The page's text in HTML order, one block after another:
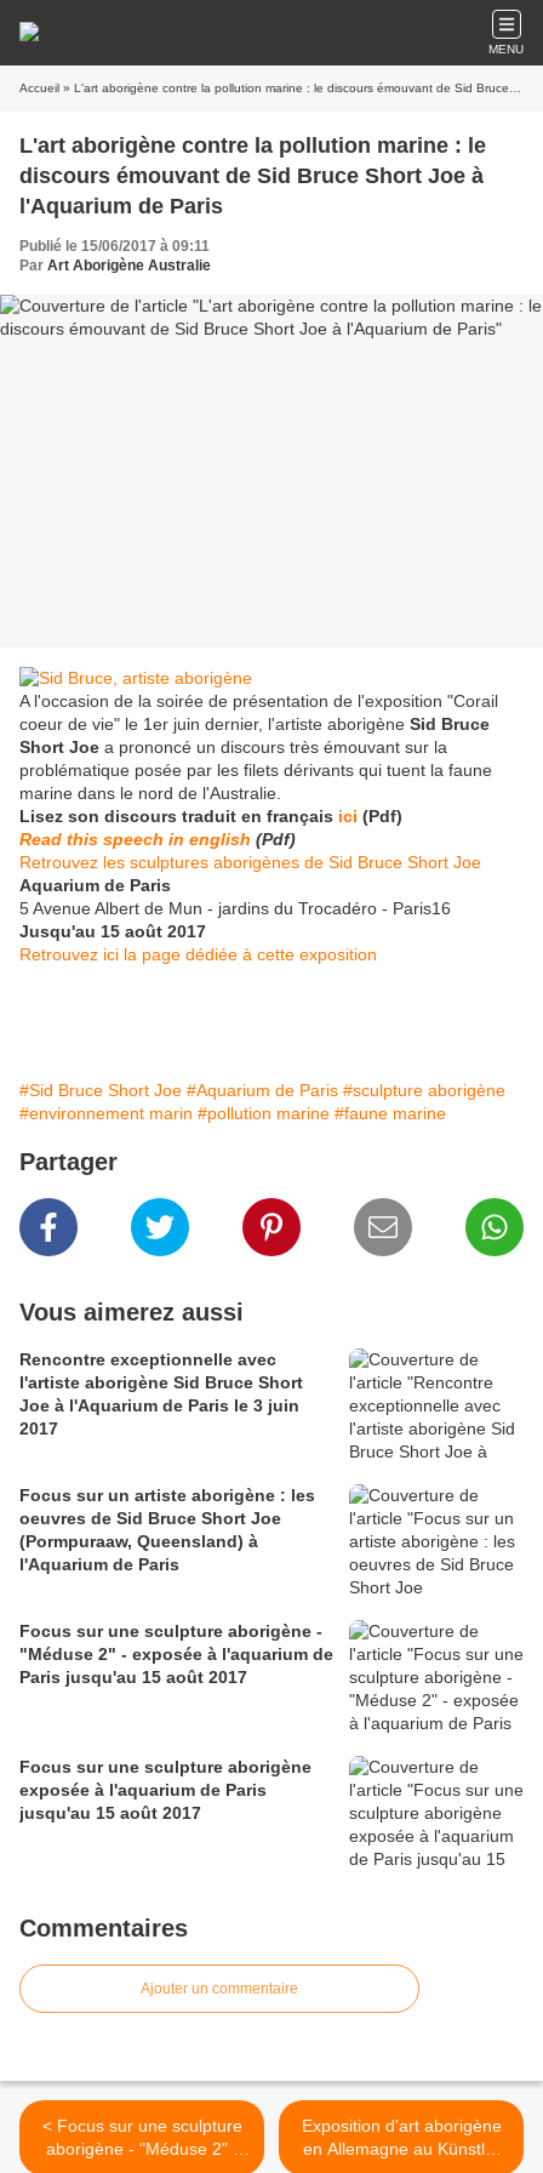
MENU
Accueil » L'art aborigène contre la pollution marine : le discours émouvant de Sid Bruce Short Joe à l'Aquarium de Paris
L'art aborigène contre la pollution marine : le
discours émouvant de Sid Bruce Short Joe à
l'Aquarium de Paris
Publié le 15/06/2017 à 09:11
Par Art Aborigène Australie
A l'occasion de la soirée de présentation de l'exposition "Corail
coeur de vie" le 1er juin dernier, l'artiste aborigène Sid Bruce
Short Joe a prononcé un discours très émouvant sur la
problématique posée par les filets dérivants qui tuent la faune
marine dans le nord de l'Australie.
Lisez son discours traduit en français ici (Pdf)
Read this speech in english (Pdf)
Retrouvez les sculptures aborigènes de Sid Bruce Short Joe
Aquarium de Paris
5 Avenue Albert de Mun - jardins du Trocadéro - Paris16
Jusqu'au 15 août 2017
Retrouvez ici la page dédiée à cette exposition
#Sid Bruce Short Joe #Aquarium de Paris #sculpture aborigène
#environnement marin #pollution marine #faune marine
Partager
Vous aimerez aussi
Rencontre exceptionnelle avec
l'artiste aborigène Sid Bruce Short
Joe à l'Aquarium de Paris le 3 juin
2017
Focus sur un artiste aborigène : les
oeuvres de Sid Bruce Short Joe
(Pormpuraaw, Queensland) à
l'Aquarium de Paris
Focus sur une sculpture aborigène -
"Méduse 2" - exposée à l'aquarium de
Paris jusqu'au 15 août 2017
Focus sur une sculpture aborigène
exposée à l'aquarium de Paris
jusqu'au 15 août 2017
Commentaires
Ajouter un commentaire
< Focus sur une sculpture
aborigène - "Méduse 2" -
Exposition d'art aborigène
en Allemagne au Künstler